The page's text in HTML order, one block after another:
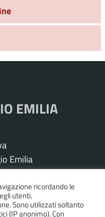
EMILIA
Emilia
571030
ricordando le
utenti.
Sono utilizzati soltanto
(IP anonimo). Con